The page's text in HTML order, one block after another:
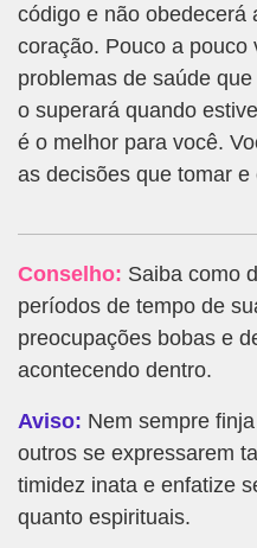
código e não obedecerá
coração. Pouco a pouco
problemas de saúde
o superará quando
é o melhor para você.
as decisões que tomar e
Conselho: Saiba como
períodos de tempo de
preocupações bobas e
acontecendo dentro.
Aviso: Nem sempre
outros se expressarem
timidez inata e enfatize
quanto espirituais.